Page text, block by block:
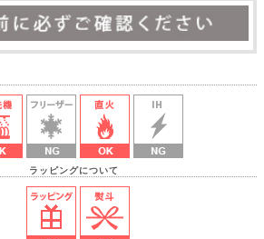
ピングについて